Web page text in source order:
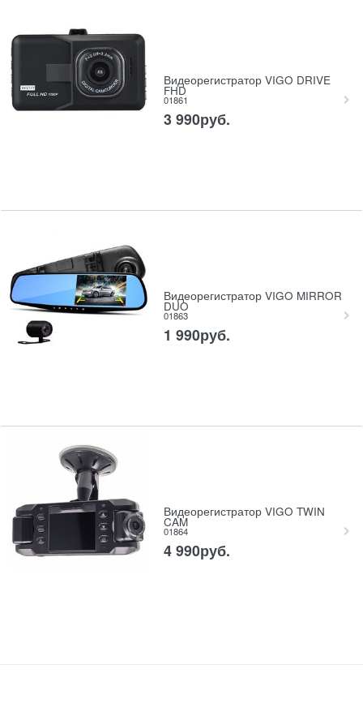
Видеорегистратор VIGO DRIVE
FHD
01861
3 990руб.
Видеорегистратор VIGO MIRROR
DUO
01863
1 990руб.
Видеорегистратор VIGO TWIN
CAM
01864
4 990руб.